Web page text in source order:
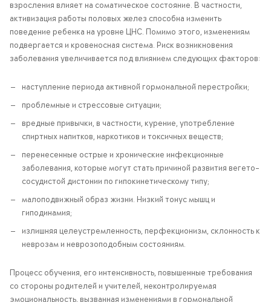
взросления влияет на соматическое состояние. В частности,
активизация работы половых желез способна изменить
поведение ребенка на уровне ЦНС. Помимо этого, изменениям
подвергается и кровеносная система. Риск возникновения
заболевания увеличивается под влиянием следующих факторов:
наступление периода активной гормональной перестройки;
проблемные и стрессовые ситуации;
вредные привычки, в частности, курение, употребление
спиртных напитков, наркотиков и токсичных веществ;
перенесенные острые и хронические инфекционные
заболевания, которые могут стать причиной развития вегето-
сосудистой дистонии по гипокинетическому типу;
малоподвижный образ жизни. Низкий тонус мышц и
гиподинамия;
излишняя целеустремленность, перфекционизм, склонность к
неврозам и неврозоподобным состояниям.
Процесс обучения, его интенсивность, повышенные требования
со стороны родителей и учителей, неконтролируемая
эмоциональность, вызванная изменениями в гормональной